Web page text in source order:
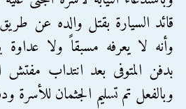
قائد السيارة بقتل والده عن
وأنه لا يعرفه مسبقاً ولا عداوة
بدفن المتوفى بعد انتداب
وبالفعل تم تسليم الجثمان للأسرة